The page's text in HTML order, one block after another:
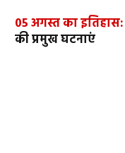
05 अगस्त का इतिहास:
की प्रमुख घटनाएं